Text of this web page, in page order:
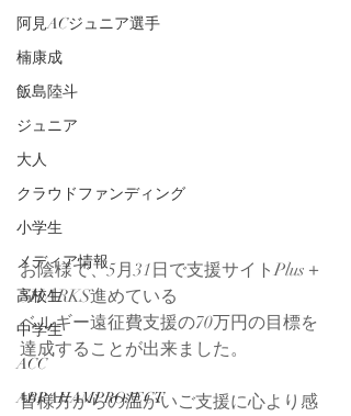
阿見ACジュニア選手
楠康成
飯島陸斗
ジュニア
大人
クラウドファンディング
小学生
メディア情報
高校生
中学生
ACC
ABRAHAMPROJECT
お陰様で、5月31日で支援サイトPlus＋
SHARKS進めている
ベルギー遠征費支援の70万円の目標を
達成することが出来ました。
皆様方からの温かいご支援に心より感